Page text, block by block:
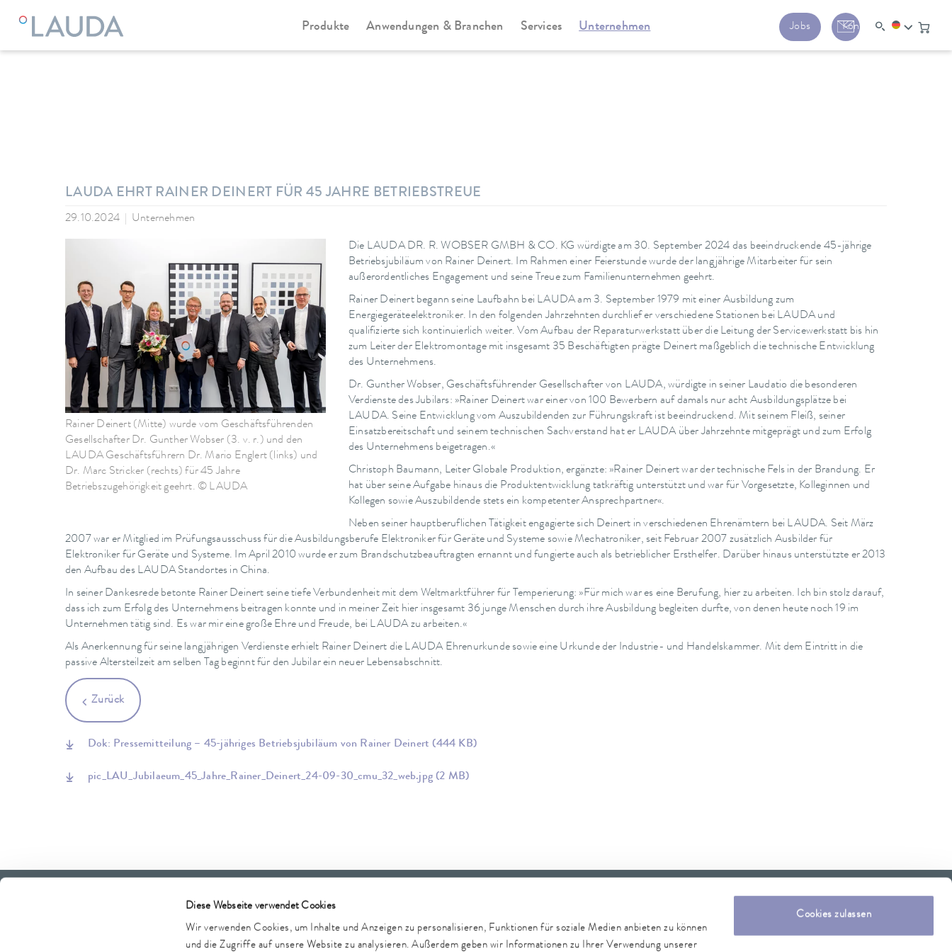
Diese Webseite verwendet Cookies
Wir verwenden Cookies, um Inhalte und Anzeigen zu personalisieren, Funktionen für soziale Medien anbieten zu können
und die Zugriffe auf unsere Website zu analysieren. Außerdem geben wir Informationen zu Ihrer Verwendung unserer
Cookies zulassen
Produkte Anwendungen & Branchen Services Unternehmen Jobs Kontakt
LAUDA Unternehmen
LAUDA EHRT RAINER DEINERT FÜR 45 JAHRE BETRIEBSTREUE
29.10.2024 Unternehmen
Rainer Deinert (Mitte) wurde vom Geschäftsführenden
Gesellschafter Dr. Gunther Wobser (3. v. r.) und den
LAUDA Geschäftsführern Dr. Mario Englert (links) und
Dr. Marc Stricker (rechts) für 45 Jahre
Betriebszugehörigkeit geehrt. © LAUDA
Die LAUDA DR. R. WOBSER GMBH & CO. KG würdigte am 30. September 2024 das beeindruckende 45-jährige
Betriebsjubiläum von Rainer Deinert. Im Rahmen einer Feierstunde wurde der langjährige Mitarbeiter für sein
außerordentliches Engagement und seine Treue zum Familienunternehmen geehrt.
Rainer Deinert begann seine Laufbahn bei LAUDA am 3. September 1979 mit einer Ausbildung zum
Energiegeräteelektroniker. In den folgenden Jahrzehnten durchlief er verschiedene Stationen bei LAUDA und
qualifizierte sich kontinuierlich weiter. Vom Aufbau der Reparaturwerkstatt über die Leitung der Servicewerkstatt bis hin
zum Leiter der Elektromontage mit insgesamt 35 Beschäftigten prägte Deinert maßgeblich die technische Entwicklung
des Unternehmens.
Dr. Gunther Wobser, Geschäftsführender Gesellschafter von LAUDA, würdigte in seiner Laudatio die besonderen
Verdienste des Jubilars: »Rainer Deinert war einer von 100 Bewerbern auf damals nur acht Ausbildungsplätze bei
LAUDA. Seine Entwicklung vom Auszubildenden zur Führungskraft ist beeindruckend. Mit seinem Fleiß, seiner
Einsatzbereitschaft und seinem technischen Sachverstand hat er LAUDA über Jahrzehnte mitgeprägt und zum Erfolg
des Unternehmens beigetragen.«
Christoph Baumann, Leiter Globale Produktion, ergänzte: »Rainer Deinert war der technische Fels in der Brandung. Er
hat über seine Aufgabe hinaus die Produktentwicklung tatkräftig unterstützt und war für Vorgesetzte, Kolleginnen und
Kollegen sowie Auszubildende stets ein kompetenter Ansprechpartner«.
Neben seiner hauptberuflichen Tätigkeit engagierte sich Deinert in verschiedenen Ehrenämtern bei LAUDA. Seit März
2007 war er Mitglied im Prüfungsausschuss für die Ausbildungsberufe Elektroniker für Geräte und Systeme sowie Mechatroniker, seit Februar 2007 zusätzlich Ausbilder für
Elektroniker für Geräte und Systeme. Im April 2010 wurde er zum Brandschutzbeauftragten ernannt und fungierte auch als betrieblicher Ersthelfer. Darüber hinaus unterstützte er 2013
den Aufbau des LAUDA Standortes in China.
In seiner Dankesrede betonte Rainer Deinert seine tiefe Verbundenheit mit dem Weltmarktführer für Temperierung: »Für mich war es eine Berufung, hier zu arbeiten. Ich bin stolz darauf,
dass ich zum Erfolg des Unternehmens beitragen konnte und in meiner Zeit hier insgesamt 36 junge Menschen durch ihre Ausbildung begleiten durfte, von denen heute noch 19 im
Unternehmen tätig sind. Es war mir eine große Ehre und Freude, bei LAUDA zu arbeiten.«
Als Anerkennung für seine langjährigen Verdienste erhielt Rainer Deinert die LAUDA Ehrenurkunde sowie eine Urkunde der Industrie- und Handelskammer. Mit dem Eintritt in die
passive Altersteilzeit am selben Tag beginnt für den Jubilar ein neuer Lebensabschnitt.
Zurück
Dok: Pressemitteilung – 45-jähriges Betriebsjubiläum von Rainer Deinert (444 KB)
pic_LAU_Jubilaeum_45_Jahre_Rainer_Deinert_24-09-30_cmu_32_web.jpg (2 MB)
LAUDA FabrikGalerie